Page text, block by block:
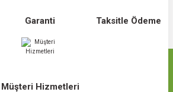
Garanti Taksitle Ödeme
Müşteri Hizmetleri